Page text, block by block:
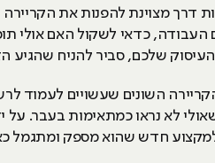
דרך מצוינת להפנות את
כדאי לשקול האם אולי
שלכם, סביר להניח שהגיע
השונים שעשויים לעמוד
לא נראו כמתאימות בעבר.
למקצוע חדש שהוא מספק ומתגמל